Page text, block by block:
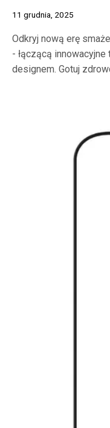
11 grudnia, 2025
Odkryj nową erę
- łączącą
designem. Gotuj